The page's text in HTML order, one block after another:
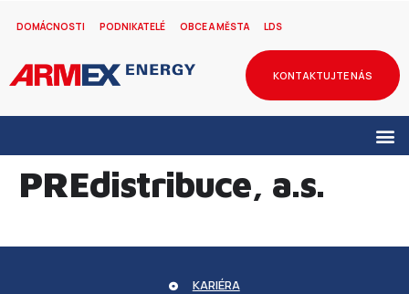
DOMÁCNOSTI PODNIKATELÉ OBCE A MĚSTA LDS
KONTAKTUJTE NÁS
PREdistribuce, a.s.
KARIÉRA